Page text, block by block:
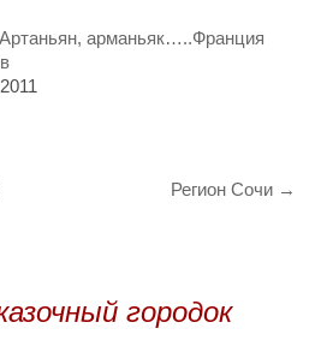
арманьяк…..Франция
Регион Сочи →
городок